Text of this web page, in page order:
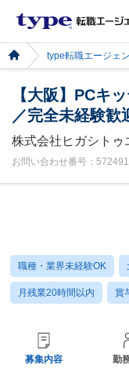
type転職エージェ
【大阪】PCキ
／完全未経験歓
株式会社ヒガシトゥ
お問い合わせ番号：
職種・業界未経験OK
月残業20時間以内 賞
募集内容 勤